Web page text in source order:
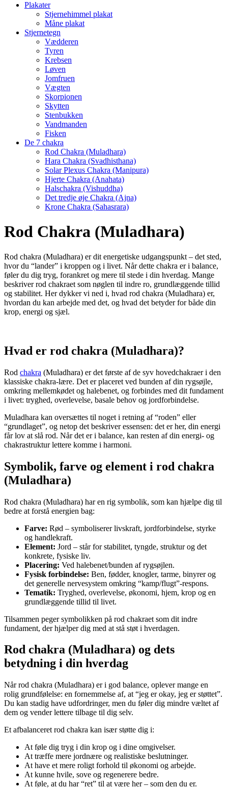
Plakater
Stjernehimmel plakat
Måne plakat
Stjernetegn
Vædderen
Tyren
Krebsen
Løven
Jomfruen
Vægten
Skorpionen
Skytten
Stenbukken
Vandmanden
Fisken
De 7 chakra
Rod Chakra (Muladhara)
Hara Chakra (Svadhisthana)
Solar Plexus Chakra (Manipura)
Hjerte Chakra (Anahata)
Halschakra (Vishuddha)
Det tredje øje Chakra (Ajna)
Krone Chakra (Sahasrara)
Rod Chakra (Muladhara)
Rod chakra (Muladhara) er dit energetiske udgangspunkt – det sted,
hvor du “lander” i kroppen og i livet. Når dette chakra er i balance,
føler du dig tryg, forankret og mere til stede i din hverdag. Mange
beskriver rod chakraet som nøglen til indre ro, grundlæggende tillid
og stabilitet. Her dykker vi ned i, hvad rod chakra (Muladhara) er,
hvordan du kan arbejde med det, og hvad det betyder for både din
krop, energi og sjæl.
Hvad er rod chakra (Muladhara)?
Rod chakra (Muladhara) er det første af de syv hovedchakraer i den
klassiske chakra-lære. Det er placeret ved bunden af din rygsøjle,
omkring mellemkødet og halebenet, og forbindes med dit fundament
i livet: tryghed, overlevelse, basale behov og jordforbindelse.
Muladhara kan oversættes til noget i retning af “roden” eller
“grundlaget”, og netop det beskriver essensen: det er her, din energi
får lov at slå rod. Når det er i balance, kan resten af din energi- og
chakrastruktur lettere komme i harmoni.
Symbolik, farve og element i rod chakra
(Muladhara)
Rod chakra (Muladhara) har en rig symbolik, som kan hjælpe dig til
bedre at forstå energien bag:
Farve: Rød – symboliserer livskraft, jordforbindelse, styrke
og handlekraft.
Element: Jord – står for stabilitet, tyngde, struktur og det
konkrete, fysiske liv.
Placering: Ved halebenet/bunden af rygsøjlen.
Fysisk forbindelse: Ben, fødder, knogler, tarme, binyrer og
det generelle nervesystem omkring “kamp/flugt”-respons.
Tematik: Tryghed, overlevelse, økonomi, hjem, krop og en
grundlæggende tillid til livet.
Tilsammen peger symbolikken på rod chakraet som dit indre
fundament, der hjælper dig med at stå støt i hverdagen.
Rod chakra (Muladhara) og dets
betydning i din hverdag
Når rod chakra (Muladhara) er i god balance, oplever mange en
rolig grundfølelse: en fornemmelse af, at “jeg er okay, jeg er støttet”.
Du kan stadig have udfordringer, men du føler dig mindre væltet af
dem og vender lettere tilbage til dig selv.
Et afbalanceret rod chakra kan især støtte dig i:
At føle dig tryg i din krop og i dine omgivelser.
At træffe mere jordnære og realistiske beslutninger.
At have et mere roligt forhold til økonomi og arbejde.
At kunne hvile, sove og regenerere bedre.
At føle, at du har “ret” til at være her – som den du er.